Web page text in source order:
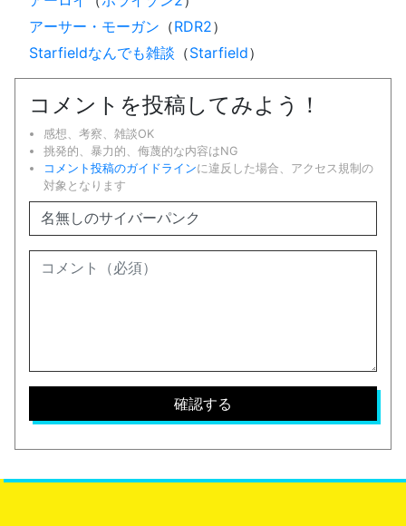
アーサー・モーガン （RDR2）
Starfieldなんでも雑談 （Starfield）
コメントを投稿してみよう！
感想、考察、雑談OK
挑発的、暴力的、侮蔑的な内容はNG
コメント投稿のガイドラインに違反した場合、アクセス規制の
対象となります